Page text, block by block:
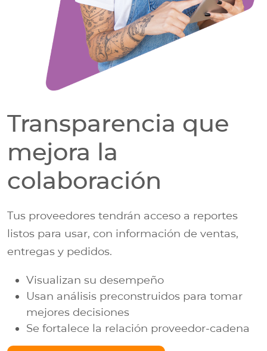
Transparencia que
mejora la
colaboración
Tus proveedores tendrán acceso a reportes
listos para usar, con información de ventas,
entregas y pedidos.
Visualizan su desempeño
Usan análisis preconstruidos para tomar
mejores decisiones
Se fortalece la relación proveedor-cadena